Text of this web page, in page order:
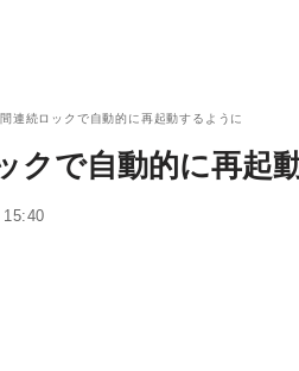
連続ロックで自動的に再起動するように
クで自動的に再起
15:40